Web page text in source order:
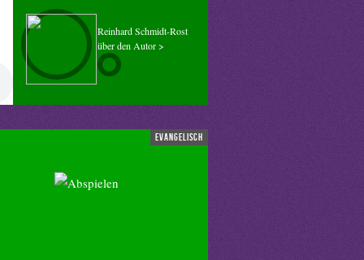
Reinhard Schmidt-Rost
über den Autor >
evangelisch